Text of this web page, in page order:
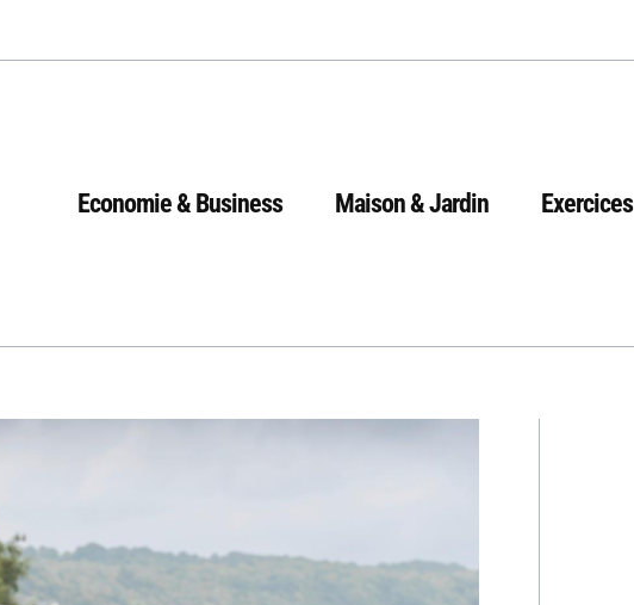
Economie & Business Maison & Jardin Exercices